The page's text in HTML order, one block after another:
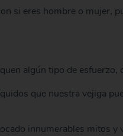
si eres hombre o mujer,
algún tipo de
que nuestra vejiga
innumerables mitos